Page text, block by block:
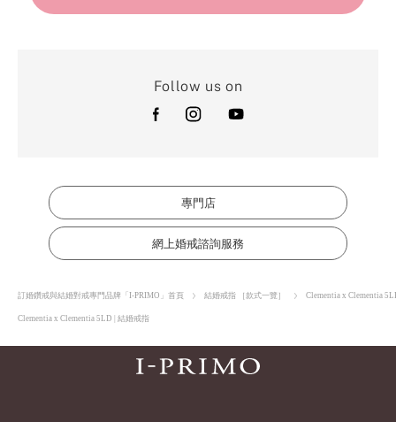
Follow us on
專門店
網上婚戒諮詢服務
訂婚鑽戒與結婚對戒專門品牌「I-PRIMO」首頁 結婚戒指 ［款式一覽］ Clementia x Clementia
Clementia x Clementia 5LD | 結婚戒指